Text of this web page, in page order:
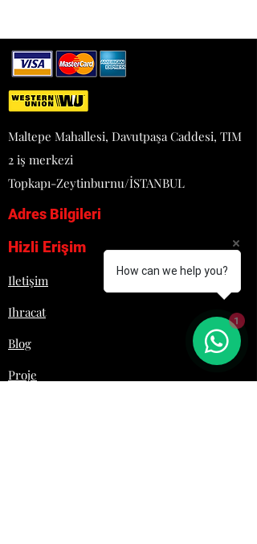
MODEL: STATİK BOYALI
KAPASİTE: 800 GR / SEFER
GÜÇ: 220V / 50-60 Hz
MOTOR GÜCÜ: 0,37 KW / 9000
DEVİR
EBAT: 37*29*42
AĞIRLIK: 20 KG
KAPAK AÇILMASINA KARŞI
GÜVENLİK SENSÖRÜ
KAZAN
KOLAY TEMİZLİK PRATİK
BUĞDAY UNU YAPIMINDA
BIÇAK HİZASINI GEÇMEMELİ
Maltepe Mahallesi, Davutpaşa Caddesi, TIM
2 iş merkezi
Topkapı-Zeytinburnu/İSTANBUL
Adres Bilgileri
Hizli Erişim
Iletişim
Ihracat
Blog
Proje
How can we help you?
1